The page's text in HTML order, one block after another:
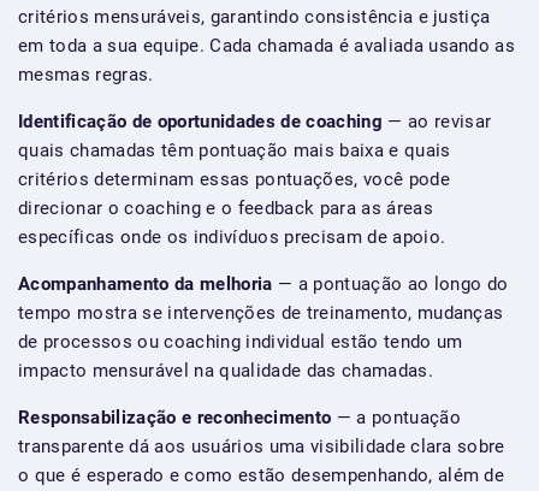
critérios mensuráveis, garantindo consistência e justiça
em toda a sua equipe. Cada chamada é avaliada usando as
mesmas regras.
Identificação de oportunidades de coaching — ao revisar
quais chamadas têm pontuação mais baixa e quais
critérios determinam essas pontuações, você pode
direcionar o coaching e o feedback para as áreas
específicas onde os indivíduos precisam de apoio.
Acompanhamento da melhoria — a pontuação ao longo do
tempo mostra se intervenções de treinamento, mudanças
de processos ou coaching individual estão tendo um
impacto mensurável na qualidade das chamadas.
Responsabilização e reconhecimento — a pontuação
transparente dá aos usuários uma visibilidade clara sobre
o que é esperado e como estão desempenhando, além de